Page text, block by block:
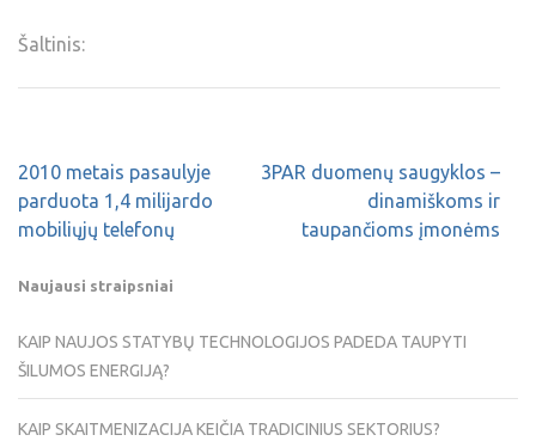
Šaltinis:
2010 metais pasaulyje
parduota 1,4 milijardo
mobiliųjų telefonų
3PAR duomenų saugyklos –
dinamiškoms ir
taupančioms įmonėms
Naujausi straipsniai
KAIP NAUJOS STATYBŲ TECHNOLOGIJOS PADEDA TAUPYTI
ŠILUMOS ENERGIJĄ?
KAIP SKAITMENIZACIJA KEIČIA TRADICINIUS SEKTORIUS?